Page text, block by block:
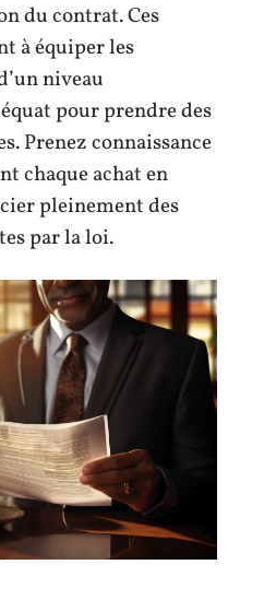
du contrat. Ces
à équiper les
niveau
pour prendre des
Prenez connaissance
chaque achat en
pleinement des
par la loi.